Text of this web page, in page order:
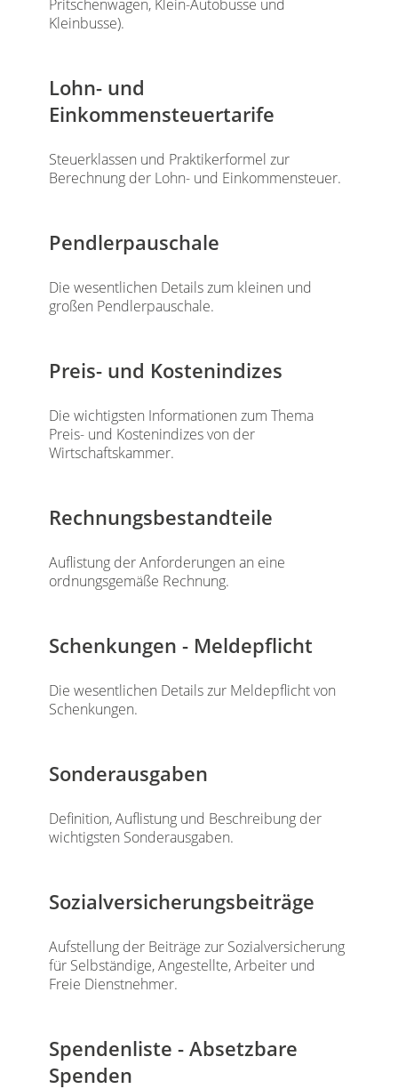
Pritschenwagen, Klein-Autobusse und
Kleinbusse).
Lohn- und
Einkommensteuertarife
Steuerklassen und Praktikerformel zur
Berechnung der Lohn- und Einkommensteuer.
Pendlerpauschale
Die wesentlichen Details zum kleinen und
großen Pendlerpauschale.
Preis- und Kostenindizes
Die wichtigsten Informationen zum Thema
Preis- und Kostenindizes von der
Wirtschaftskammer.
Rechnungsbestandteile
Auflistung der Anforderungen an eine
ordnungsgemäße Rechnung.
Schenkungen - Meldepflicht
Die wesentlichen Details zur Meldepflicht von
Schenkungen.
Sonderausgaben
Definition, Auflistung und Beschreibung der
wichtigsten Sonderausgaben.
Sozialversicherungsbeiträge
Aufstellung der Beiträge zur Sozialversicherung
für Selbständige, Angestellte, Arbeiter und
Freie Dienstnehmer.
Spendenliste - Absetzbare
Spenden